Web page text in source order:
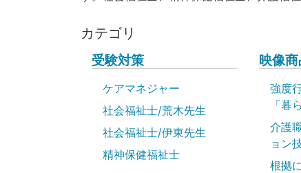
カテゴリ
受験対策
ケアマネジャー
社会福祉士/荒木先生
社会福祉士/伊東先生
精神保健福祉士
映像
強度
「暮
介護
ョン
根拠